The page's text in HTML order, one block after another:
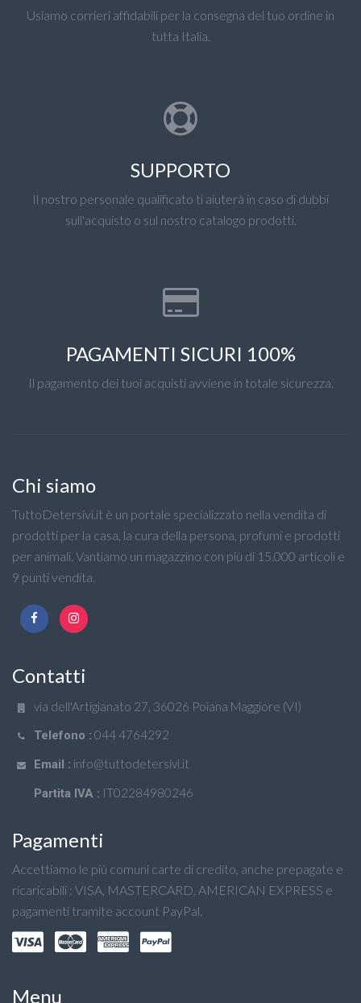
Usiamo corrieri affidabili per la consegna del tuo ordine in
tutta Italia.
SUPPORTO
Il nostro personale qualificato ti aiuterà in caso di dubbi
sull'acquisto o sul nostro catalogo prodotti.
PAGAMENTI SICURI 100%
Il pagamento dei tuoi acquisti avviene in totale sicurezza.
Chi siamo
TuttoDetersivi.it è un portale specializzato nella vendita di
prodotti per la casa, la cura della persona, profumi e prodotti
per animali. Vantiamo un magazzino con più di 15.000 articoli e
9 punti vendita.
Contatti
via dell'Artigianato 27, 36026 Poiana Maggiore (VI)
Telefono : 044 4764292
Email : info@tuttodetersivi.it
Partita IVA : IT02284980246
Pagamenti
Accettiamo le più comuni carte di credito, anche prepagate e
ricaricabili : VISA, MASTERCARD, AMERICAN EXPRESS e
pagamenti tramite account PayPal.
Menu